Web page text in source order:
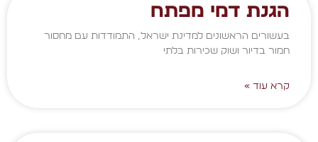
הגנת דמי מפתח
בעשורים הראשונים למדינת ישראל, התמודדות עם מחסור
חמור בדיור ושוק שכירות בלתי
קרא עוד »